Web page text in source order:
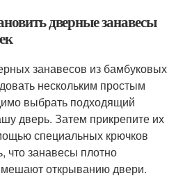
дверные занавесы
занавесов из бамбуковых
нескольким простым
выбрать подходящий
дверь. Затем прикрепите их
специальных крючков
что занавесы плотно
мешают открыванию двери.